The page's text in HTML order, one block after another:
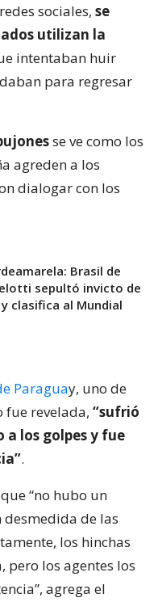
sociales, se
utilizan la
intentaban huir
para regresar
se ve como los
agreden a los
dialogar con los
Brasil de
sepultó invicto de
clasifica al Mundial
Paraguay, uno de
fue revelada, “sufrió
a los golpes y fue
.
“no hubo un
desmedida de las
los hinchas
pero los agentes los
agrega el